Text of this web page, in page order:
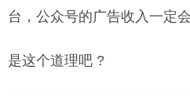
台，公众号的广告收入一定
是这个道理吧 ?